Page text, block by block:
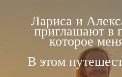
Лариса и
приглашают в
которое
В этом